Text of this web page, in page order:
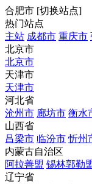
合肥市 [切换站点]
热门站点
主站 成都市 重庆市
北京市
北京市
天津市
天津市
河北省
沧州市 廊坊市 衡水
山西省
吕梁市 临汾市 忻州
内蒙古自治区
阿拉善盟 锡林郭勒
辽宁省